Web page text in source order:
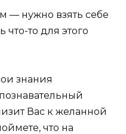
— нужно взять себе
то для этого
знания
Вас к желанной
что на